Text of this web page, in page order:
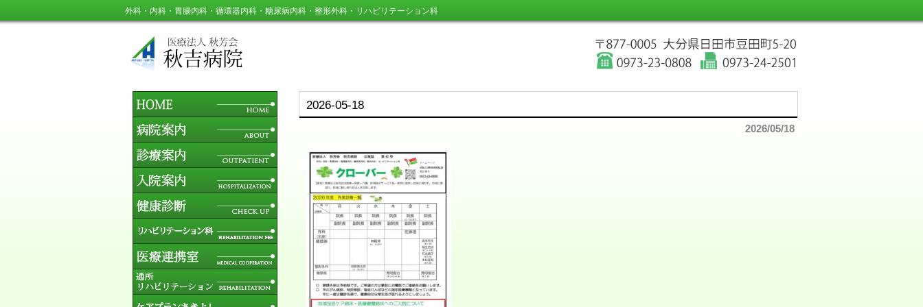
外科・内科・胃腸内科・循環器内科・糖尿病内科・整形外科・リハビリテーション科
2026-05-18
2026/05/18